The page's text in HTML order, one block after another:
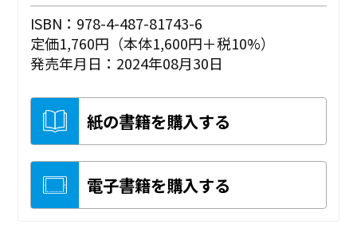
ISBN：978-4-487-81743-6
定価1,760円（本体1,600円＋税10%）
発売年月日：2024年08月30日
紙の書籍を購入する
電子書籍を購入する